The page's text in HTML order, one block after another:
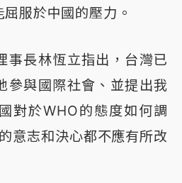
服於中國的壓力。
事長林恆立指出，台灣已
參與國際社會、並提出我
對於WHO的態度如何調
意志和決心都不應有所改